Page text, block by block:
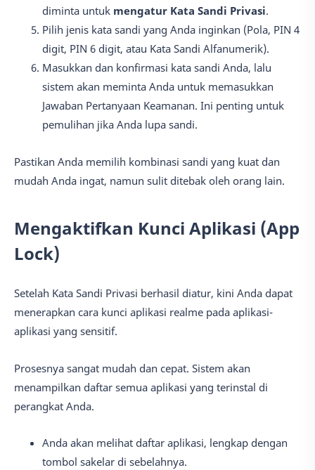
diminta untuk mengatur Kata Sandi Privasi.
Pilih jenis kata sandi yang Anda inginkan (Pola, PIN 4
digit, PIN 6 digit, atau Kata Sandi Alfanumerik).
Masukkan dan konfirmasi kata sandi Anda, lalu
sistem akan meminta Anda untuk memasukkan
Jawaban Pertanyaan Keamanan. Ini penting untuk
pemulihan jika Anda lupa sandi.
Pastikan Anda memilih kombinasi sandi yang kuat dan
mudah Anda ingat, namun sulit ditebak oleh orang lain.
Mengaktifkan Kunci Aplikasi (App
Lock)
Setelah Kata Sandi Privasi berhasil diatur, kini Anda dapat
menerapkan cara kunci aplikasi realme pada aplikasi-
aplikasi yang sensitif.
Prosesnya sangat mudah dan cepat. Sistem akan
menampilkan daftar semua aplikasi yang terinstal di
perangkat Anda.
Anda akan melihat daftar aplikasi, lengkap dengan
tombol sakelar di sebelahnya.